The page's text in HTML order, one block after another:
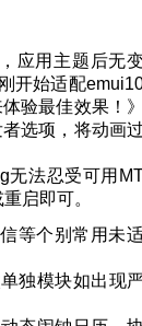
应用主题后无
开始适配
验最佳效果！
选项，将动画
无法忍受可用
启即可。
等个别常用未
独模块如出现